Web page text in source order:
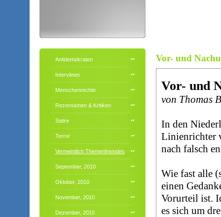
Antidemokraten
Interviews
Menschenrechte
Rezensionen & Kritiken
Satire
Terror
Vermeintlich Themenfremdes
September, 2010
Oktober, 2010
November, 2010
Dezember, 2010
Vor- und
Vor- und
von Thomas
In den
Linienrichter
nach falsch
Wie fast alle
einen
Vorurteil ist.
es sich um